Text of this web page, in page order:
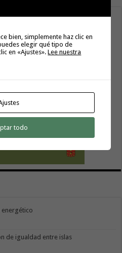
de igualdad entre islas
bien, simplemente haz clic en
elegir qué tipo de
en «Ajustes».Lee nuestra
todo